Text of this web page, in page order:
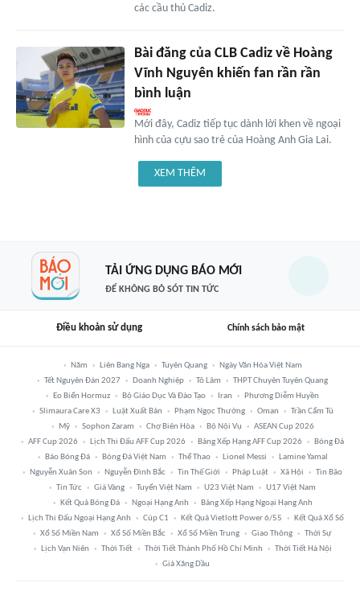
các cầu thủ Cadiz.
Bài đăng của CLB Cadiz về Hoàng
Vĩnh Nguyên khiến fan rần rần
bình luận
Mới đây, Cadiz tiếp tục dành lời khen về ngoại
hình của cựu sao trẻ của Hoàng Anh Gia Lai.
XEM THÊM
TẢI ỨNG DỤNG BÁO MỚI
ĐỂ KHÔNG BỎ SÓT TIN TỨC
Điều khoản sử dụng Chính sách bảo mật
Năm Liên Bang Nga Tuyên Quang
Ngày Văn Hóa Việt Nam
Tết Nguyên Đán 2027
Doanh Nghiệp Tô Lâm
THPT Chuyên Tuyên Quang
Eo Biển Hormuz
Bộ Giáo Dục Và Đào Tạo Iran
Phương Diễm Huyền
Slimaura Care X3
Luật Xuất Bản Phạm Ngọc Thưởng Oman
Trần Cẩm Tú
Mỹ
Sophon Zaram Chợ Biên Hòa Bộ Nội Vụ
ASEAN Cup 2026
AFF Cup 2026
Lịch Thi Đấu AFF Cup 2026 Bảng Xếp Hạng AFF Cup 2026
Bóng Đá
Báo Bóng Đá
Bóng Đá Việt Nam Thể Thao Lionel Messi
Lamine Yamal
Nguyễn Xuân Son
Nguyễn Đình Bắc Tin Thế Giới Pháp Luật Xã Hội
Tin Bão
Tin Tức
Giá Vàng Tuyển Việt Nam U23 Việt Nam
U17 Việt Nam
Kết Quả Bóng Đá
Ngoại Hạng Anh
Bảng Xếp Hạng Ngoại Hạng Anh
Lịch Thi Đấu Ngoại Hạng Anh
Cúp C1 Kết Quả Vietlott Power 6/55
Kết Quả Xổ Số
Xổ Số Miền Nam
Xổ Số Miền Bắc Xổ Số Miền Trung Giao Thông
Thời Sự
Lịch Vạn Niên
Thời Tiết Thời Tiết Thành Phố Hồ Chí Minh
Thời Tiết Hà Nội
Giá Xăng Dầu